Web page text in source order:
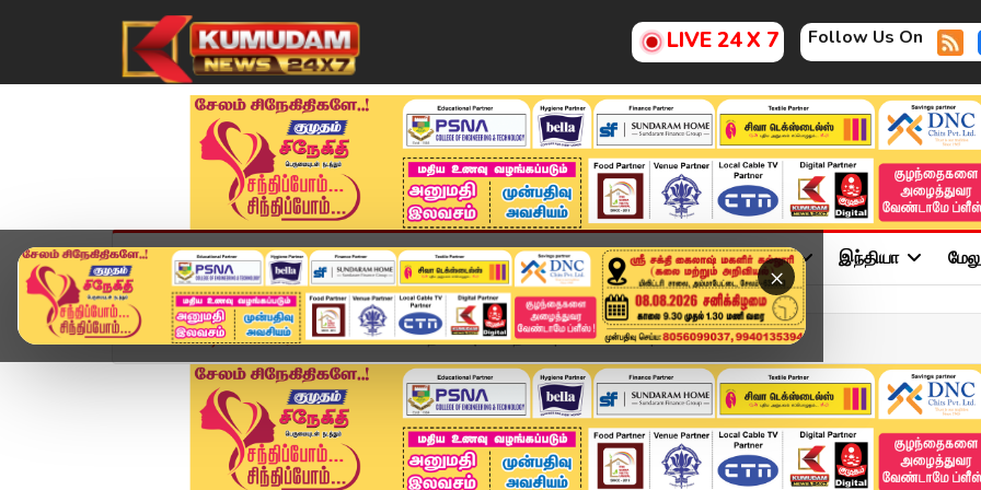
LIVE 24 X 7 Follow Us On
×
முகப்பு விளையாட்டு அண்மை தமிழ்நாடு சினிமா அரசியல் விளையாட்டு இந்தியா
Home வீடியோ ஸ்டோரி காலை 07 மணி தலைப்பு செய்திகள் | 19-05-2026 | 07...